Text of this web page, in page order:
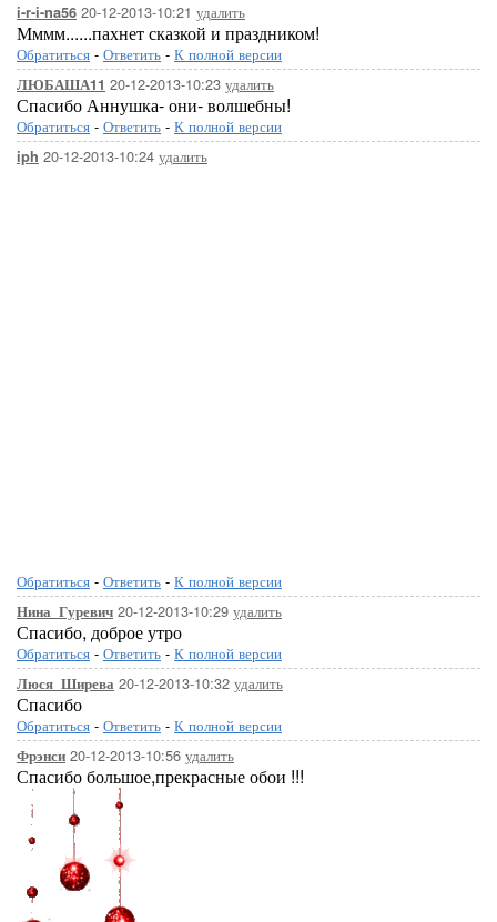
i-r-i-na56 20-12-2013-10:21 удалить
Мммм......пахнет сказкой и праздником!
Обратиться - Ответить - К полной версии
ЛЮБАША11 20-12-2013-10:23 удалить
Спасибо Аннушка- они- волшебны!
Обратиться - Ответить - К полной версии
iph 20-12-2013-10:24 удалить
Обратиться - Ответить - К полной версии
Нина_Гуревич 20-12-2013-10:29 удалить
Спасибо, доброе утро
Обратиться - Ответить - К полной версии
Люся_Ширева 20-12-2013-10:32 удалить
Спасибо
Обратиться - Ответить - К полной версии
Фрэнси 20-12-2013-10:56 удалить
Спасибо большое,прекрасные обои !!!